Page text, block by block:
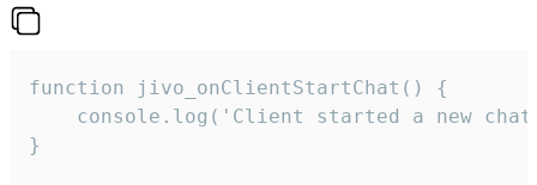
function jivo_onClientStartChat() {
console.log('Client started a new
}